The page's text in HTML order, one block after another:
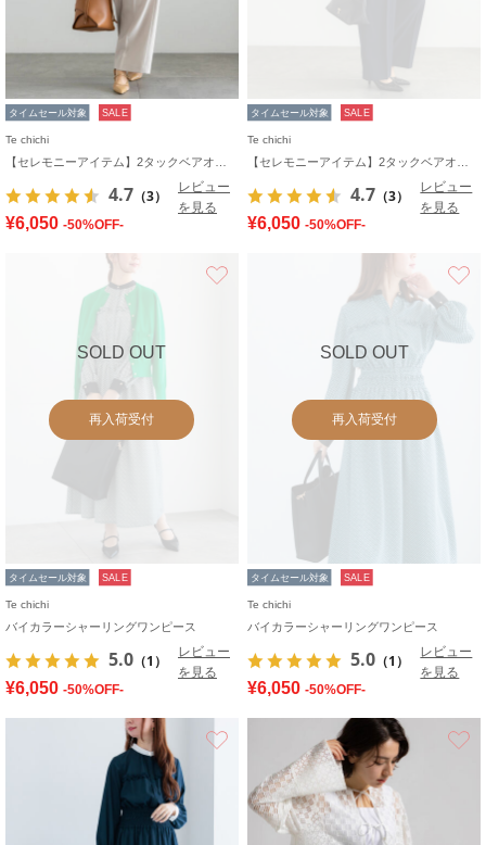
タイムセール対象 SALE
Te chichi
4.7 （3）
レビュー
を見る
¥6,050 -50%OFF-
タイムセール対象 SALE
Te chichi
4.7 （3）
レビュー
を見る
¥6,050 -50%OFF-
SOLD OUT
再入荷受付
タイムセール対象 SALE
Te chichi
バイカラーシャーリングワンピース
5.0 （1）
レビュー
を見る
¥6,050 -50%OFF-
SOLD OUT
再入荷受付
タイムセール対象 SALE
Te chichi
バイカラーシャーリングワンピース
5.0 （1）
レビュー
を見る
¥6,050 -50%OFF-